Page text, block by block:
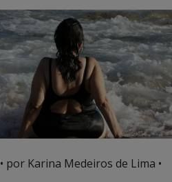
• por Karina Medeiros de Lima •